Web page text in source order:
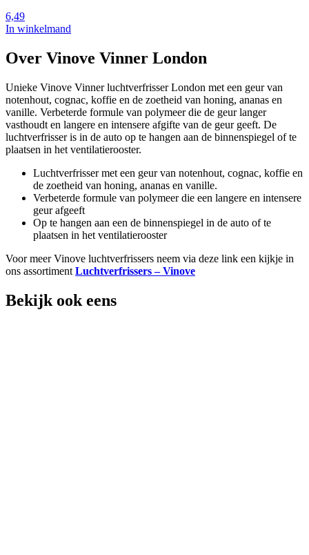
6,49
In winkelmand
Over Vinove Vinner London
Unieke Vinove Vinner luchtverfrisser London met een geur van
notenhout, cognac, koffie en de zoetheid van honing, ananas en
vanille. Verbeterde formule van polymeer die de geur langer
vasthoudt en langere en intensere afgifte van de geur geeft. De
luchtverfrisser is in de auto op te hangen aan de binnenspiegel of te
plaatsen in het ventilatierooster.
Luchtverfrisser met een geur van notenhout, cognac, koffie en
de zoetheid van honing, ananas en vanille.
Verbeterde formule van polymeer die een langere en intensere
geur afgeeft
Op te hangen aan een de binnenspiegel in de auto of te
plaatsen in het ventilatierooster
Voor meer Vinove luchtverfrissers neem via deze link een kijkje in
ons assortiment Luchtverfrissers – Vinove
Bekijk ook eens